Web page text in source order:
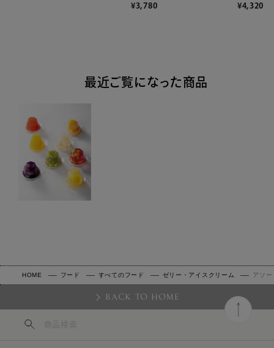
¥3,780 ¥4,320
最近ご覧になった商品
HOME フード すべてのフード ゼリー・アイスクリーム アソ
BACK TO HOME